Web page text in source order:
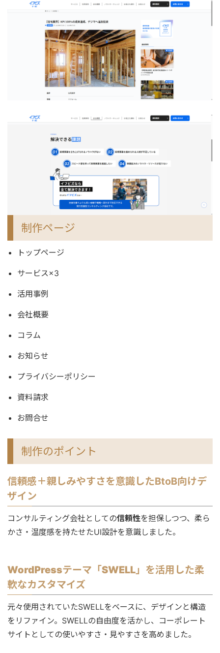
制作ページ
トップページ
サービス×3
活用事例
会社概要
コラム
お知らせ
プライバシーポリシー
資料請求
お問合せ
制作のポイント
信頼感＋親しみやすさを意識したBtoB向けデ
ザイン
コンサルティング会社としての信頼性を担保しつつ、柔ら
かさ・温度感を持たせたUI設計を意識しました。
WordPressテーマ「SWELL」を活用した柔
軟なカスタマイズ
元々使用されていたSWELLをベースに、デザインと構造
をリファイン。SWELLの自由度を活かし、コーポレート
サイトとしての使いやすさ・見やすさを高めました。